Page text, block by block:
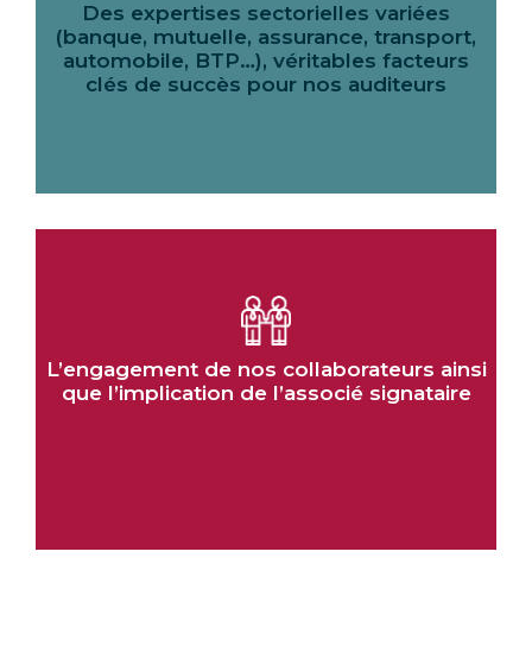
Des expertises sectorielles variées
(banque, mutuelle, assurance, transport,
automobile, BTP…), véritables facteurs
clés de succès pour nos auditeurs
L’engagement de nos collaborateurs ainsi
que l’implication de l’associé signataire